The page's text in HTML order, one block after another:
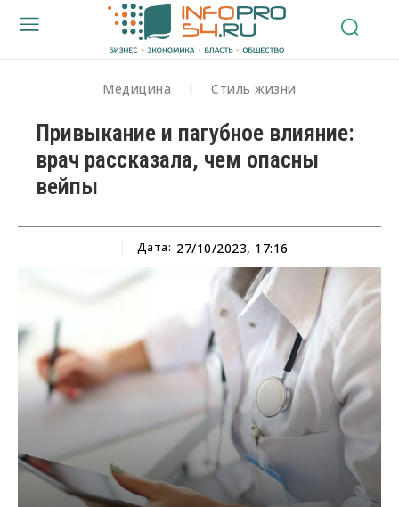
Медицина Стиль жизни
Привыкание и пагубное влияние:
врач рассказала, чем опасны
вейпы
Дата: 27/10/2023, 17:16